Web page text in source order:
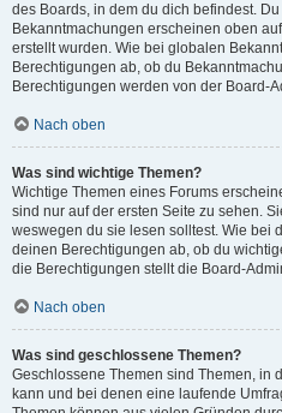
des Boards, in dem du dich befindest.
Bekanntmachungen erscheinen oben
erstellt wurden. Wie bei globalen
Berechtigungen ab, ob du
Berechtigungen werden von der Board-
Nach oben
Was sind wichtige Themen?
Wichtige Themen eines Forums
sind nur auf der ersten Seite zu sehen.
weswegen du sie lesen solltest. Wie bei
deinen Berechtigungen ab, ob du
die Berechtigungen stellt die Board-
Nach oben
Was sind geschlossene Themen?
Geschlossene Themen sind Themen, in
kann und bei denen eine laufende